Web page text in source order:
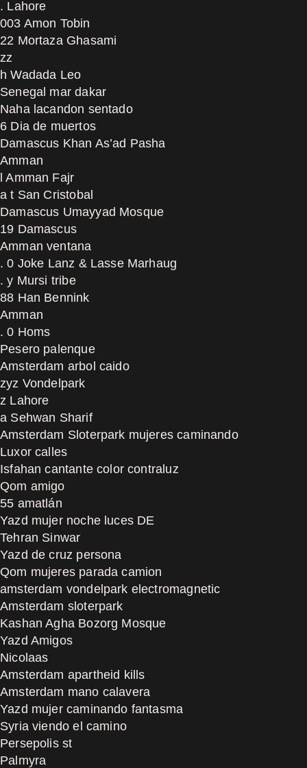
. Lahore
003 Amon Tobin
22 Mortaza Ghasami
zz
h Wadada Leo
Senegal mar dakar
Naha lacandon sentado
6 Dia de muertos
Damascus Khan As’ad Pasha
Amman
l Amman Fajr
a t San Cristobal
Damascus Umayyad Mosque
19 Damascus
Amman ventana
. 0 Joke Lanz & Lasse Marhaug
. y Mursi tribe
88 Han Bennink
Amman
. 0 Homs
Pesero palenque
Amsterdam arbol caido
zyz Vondelpark
z Lahore
a Sehwan Sharif
Amsterdam Sloterpark mujeres caminando
Luxor calles
Isfahan cantante color contraluz
Qom amigo
55 amatlán
Yazd mujer noche luces DE
Tehran Sinwar
Yazd de cruz persona
Qom mujeres parada camion
amsterdam vondelpark electromagnetic
Amsterdam sloterpark
Kashan Agha Bozorg Mosque
Yazd Amigos
Nicolaas
Amsterdam apartheid kills
Amsterdam mano calavera
Yazd mujer caminando fantasma
Syria viendo el camino
Persepolis st
Palmyra